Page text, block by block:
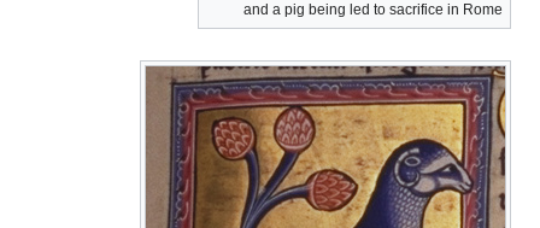
and a pig being led to sacrifice in Rome